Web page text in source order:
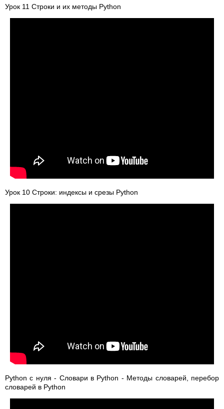
Урок 11 Строки и их методы Python
Урок 10 Строки: индексы и срезы Python
Python с нуля - Словари в Python - Методы словарей, перебор
словарей в Python